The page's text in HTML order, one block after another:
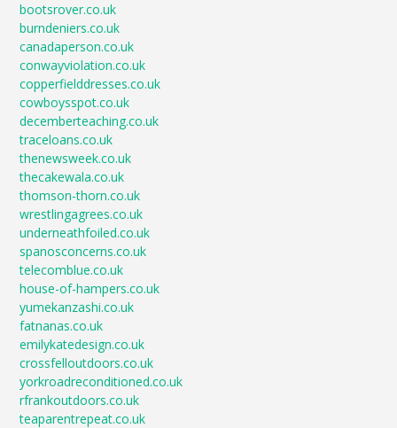
bootsrover.co.uk
burndeniers.co.uk
canadaperson.co.uk
conwayviolation.co.uk
copperfielddresses.co.uk
cowboysspot.co.uk
decemberteaching.co.uk
traceloans.co.uk
thenewsweek.co.uk
thecakewala.co.uk
thomson-thorn.co.uk
wrestlingagrees.co.uk
underneathfoiled.co.uk
spanosconcerns.co.uk
telecomblue.co.uk
house-of-hampers.co.uk
yumekanzashi.co.uk
fatnanas.co.uk
emilykatedesign.co.uk
crossfelloutdoors.co.uk
yorkroadreconditioned.co.uk
rfrankoutdoors.co.uk
teaparentrepeat.co.uk